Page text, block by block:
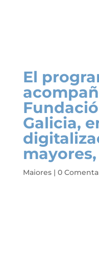
El
Galicia,
Maiores| 0